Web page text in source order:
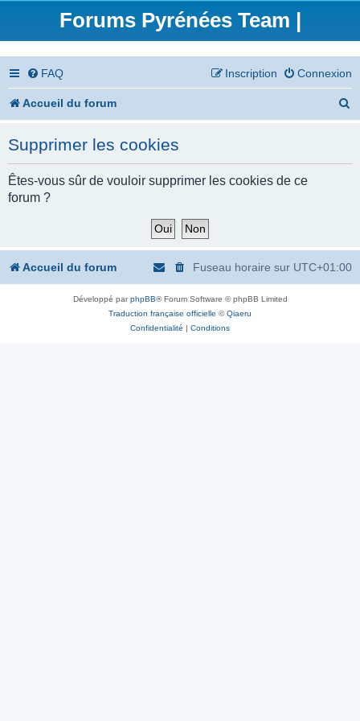
Forums Pyrénées Team |
FAQ Connexion
Inscription
Accueil du forum
c
Supprimer les cookies
Êtes-vous sûr de vouloir supprimer les cookies de ce
forum ?
Accueil du forum Fuseau horaire sur UTC+01:00
Développé parphpBB® Forum Software © phpBB Limited
Traduction française officielle ©Qiaeru
Confidentialité | Conditions